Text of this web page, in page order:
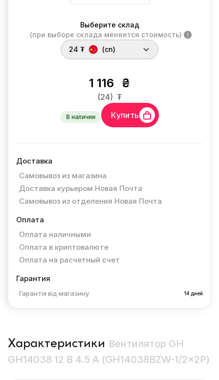
Выберите склад
(при выборе склада меняется стоимость)
24 ₮
(cn)
1 116 ₴
(24) ₮
В наличии Купить
Доставка
Самовывоз из магазина
Доставка курьером Новая Почта
Самовывоз из отделения Новая Почта
Оплата
Оплата наличными
Оплата в криптовалюте
Оплата на расчетный счет
Гарантия
Гарантія від магазину 14 дней
Характеристики Вентилятор GH
GH14038 12 В 4.5 А (GH14038BZW-1/2×2P)